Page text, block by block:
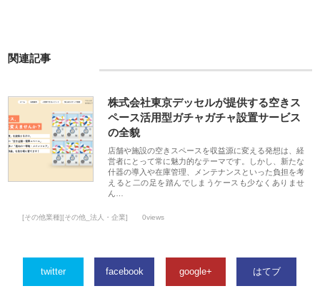
関連記事
株式会社東京デッセルが提供する空きス
ペース活用型ガチャガチャ設置サービス
の全貌
店舗や施設の空きスペースを収益源に変える発想は、経
営者にとって常に魅力的なテーマです。しかし、新たな
什器の導入や在庫管理、メンテナンスといった負担を考
えると二の足を踏んでしまうケースも少なくありませ
ん…
[その他業種][その他_法人・企業] 0views
twitter facebook google+ はてブ